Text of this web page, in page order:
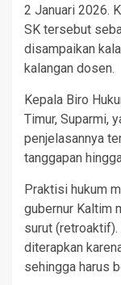
2 Januari 2026.
SK tersebut
disampaikan
kalangan dosen.
Kepala Biro
Timur, Suparmi,
penjelasannya
tanggapan
Praktisi hukum
gubernur Kaltim
surut
diterapkan
sehingga harus